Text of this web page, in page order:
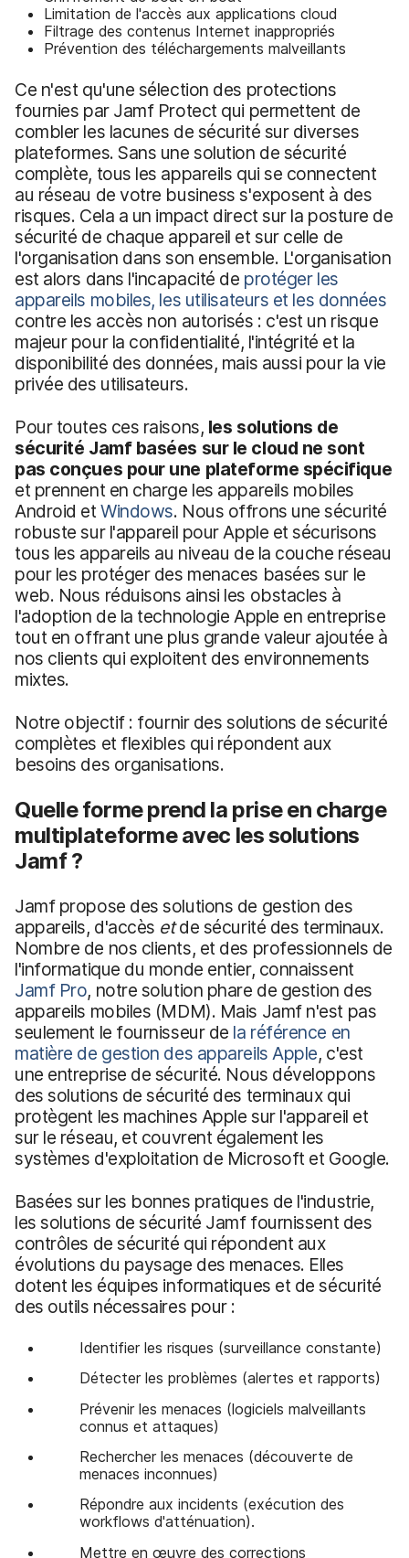
Limitation de l'accès aux applications cloud
Filtrage des contenus Internet inappropriés
Prévention des téléchargements malveillants
Ce n'est qu'une sélection des protections
fournies par Jamf Protect qui permettent de
combler les lacunes de sécurité sur diverses
plateformes. Sans une solution de sécurité
complète, tous les appareils qui se connectent
au réseau de votre business s'exposent à des
risques. Cela a un impact direct sur la posture de
sécurité de chaque appareil et sur celle de
l'organisation dans son ensemble. L'organisation
est alors dans l'incapacité de protéger les
appareils mobiles, les utilisateurs et les données
contre les accès non autorisés : c'est un risque
majeur pour la confidentialité, l'intégrité et la
disponibilité des données, mais aussi pour la vie
privée des utilisateurs.
Pour toutes ces raisons, les solutions de
sécurité Jamf basées sur le cloud ne sont
pas conçues pour une plateforme spécifique
et prennent en charge les appareils mobiles
Android etWindows. Nous offrons une sécurité
robuste sur l'appareil pour Apple et sécurisons
tous les appareils au niveau de la couche réseau
pour les protéger des menaces basées sur le
web. Nous réduisons ainsi les obstacles à
l'adoption de la technologie Apple en entreprise
tout en offrant une plus grande valeur ajoutée à
nos clients qui exploitent des environnements
mixtes.
Notre objectif : fournir des solutions de sécurité
complètes et flexibles qui répondent aux
besoins des organisations.
Quelle forme prend la prise en charge
multiplateforme avec les solutions
Jamf ?
Jamf propose des solutions de gestion des
appareils, d'accès etde sécurité des terminaux.
Nombre de nos clients, et des professionnels de
l'informatique du monde entier, connaissent
Jamf Pro, notre solution phare de gestion des
appareils mobiles (MDM). Mais Jamf n'est pas
seulement le fournisseur de la référence en
matière de gestion des appareils Apple, c'est
une entreprise de sécurité. Nous développons
des solutions de sécurité des terminaux qui
protègent les machines Apple sur l'appareil et
sur le réseau, et couvrent également les
systèmes d'exploitation de Microsoft et Google.
Basées sur les bonnes pratiques de l'industrie,
les solutions de sécurité Jamf fournissent des
contrôles de sécurité qui répondent aux
évolutions du paysage des menaces. Elles
dotent les équipes informatiques et de sécurité
des outils nécessaires pour :
Identifier les risques (surveillance constante)
Détecter les problèmes (alertes et rapports)
Prévenir les menaces (logiciels malveillants
connus et attaques)
Rechercher les menaces (découverte de
menaces inconnues)
Répondre aux incidents (exécution des
workflows d'atténuation).
Mettre en œuvre des corrections